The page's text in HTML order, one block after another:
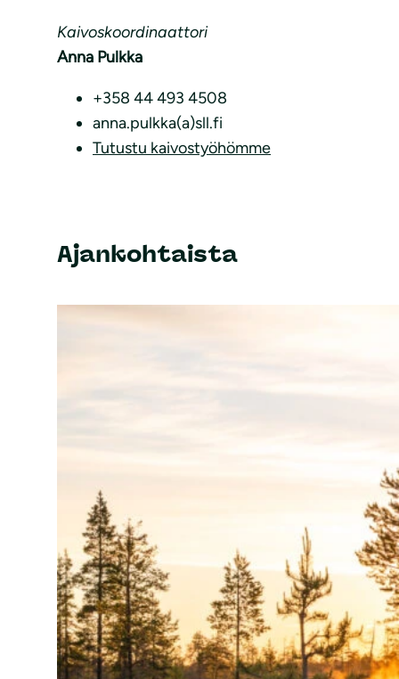
Kaivoskoordinaattori
Anna Pulkka
+358 44 493 4508
anna.pulkka(a)sll.fi
Tutustu kaivostyöhömme
Ajankohtaista